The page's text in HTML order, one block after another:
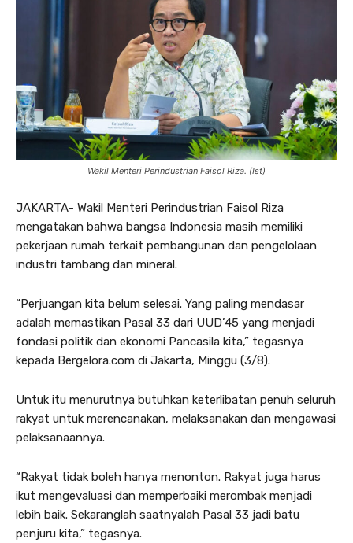
Wakil Menteri Perindustrian Faisol Riza. (Ist)
JAKARTA- Wakil Menteri Perindustrian Faisol Riza
mengatakan bahwa bangsa Indonesia masih memiliki
pekerjaan rumah terkait pembangunan dan pengelolaan
industri tambang dan mineral.
“Perjuangan kita belum selesai. Yang paling mendasar
adalah memastikan Pasal 33 dari UUD’45 yang menjadi
fondasi politik dan ekonomi Pancasila kita,” tegasnya
kepada Bergelora.com di Jakarta, Minggu (3/8).
Untuk itu menurutnya butuhkan keterlibatan penuh seluruh
rakyat untuk merencanakan, melaksanakan dan mengawasi
pelaksanaannya.
“Rakyat tidak boleh hanya menonton. Rakyat juga harus
ikut mengevaluasi dan memperbaiki merombak menjadi
lebih baik. Sekaranglah saatnyalah Pasal 33 jadi batu
penjuru kita,” tegasnya.